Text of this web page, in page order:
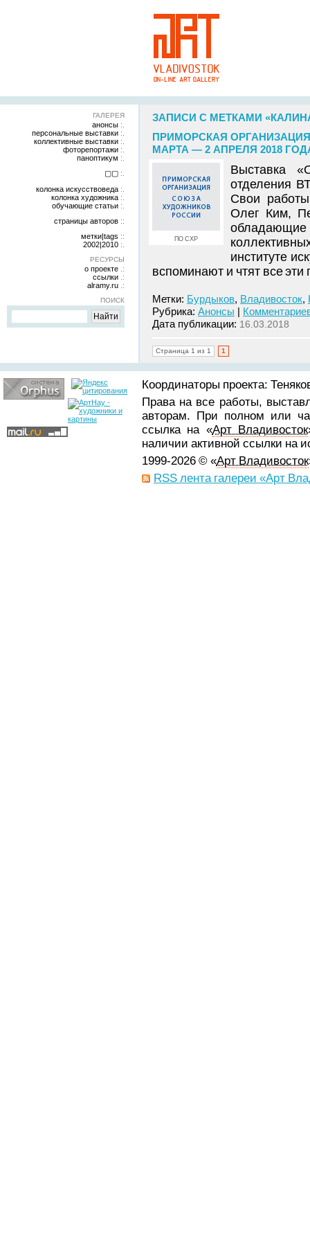
ГАЛЕРЕЯ
анонсы
персональные выставки
коллективные выставки
фоторепортажи
паноптикум
▢▢
колонка искусствоведа
колонка художника
обучающие статьи
страницы авторов
метки|tags
2002|2010
РЕСУРСЫ
о проекте
ссылки
alramy.ru
ПОИСК
ЗАПИСИ С МЕТКАМИ
ПРИМОРСКАЯ
МАРТА — 2 АПРЕЛЯ 2018
ПО СХР
Выставка
отделения
Свои
Олег Ким,
обладающие
институте
вспоминают и чтят все эти
Метки: Бурдыков, Владивосток,
Рубрика: Анонсы |
Дата публикации: 16.03.2018
Страница 1 из 1 1
Координаторы проекта:
Права на все работы,
авторам. При полном или
ссылка на «Арт Владивосток
наличии активной ссылки на
1999-2026 © «Арт Владивосток
RSS лента галереи «Арт